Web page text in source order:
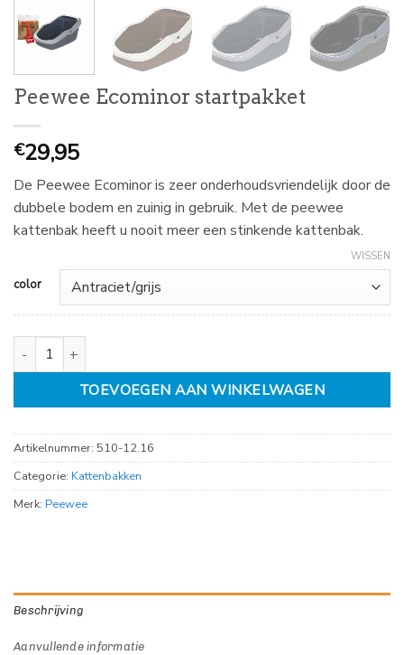
Peewee Ecominor startpakket
€29,95
De Peewee Ecominor is zeer onderhoudsvriendelijk door de
dubbele bodem en zuinig in gebruik. Met de peewee
kattenbak heeft u nooit meer een stinkende kattenbak.
color
WISSEN
Peewee Ecominor startpakket aantal
TOEVOEGEN AAN WINKELWAGEN
Artikelnummer: 510-12.16
Categorie: Kattenbakken
Merk: Peewee
Beschrijving
Aanvullende informatie